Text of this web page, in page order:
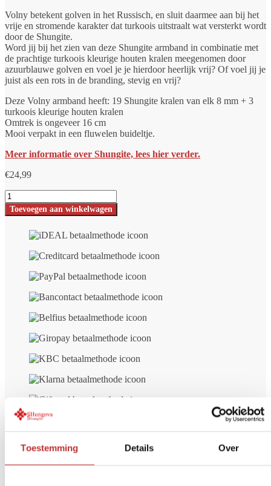
Toestemming Details Over
Volny betekent golven in het Russisch, en sluit daarmee aan bij het
vrije en stromende karakter dat turkoois uitstraalt wat versterkt wordt
door de Shungite.
Word jij bij het zien van deze Shungite armband in combinatie met
de prachtige turkoois kleurige houten kralen meegenomen door
azuurblauwe golven en voel je je hierdoor heerlijk vrij? Of voel jij je
juist als een rots in de branding, stevig en vrij?
Deze Volny armband heeft: 19 Shungite kralen van elk 8 mm + 3
turkoois kleurige houten kralen
Omtrek is ongeveer 16 cm
Mooi verpakt in een fluwelen buideltje.
Meer informatie over Shungite, lees hier verder.
€24,99
Shungite
armband
Volny
Toevoegen aan winkelwagen
Gratis bezorgd
vanaf € 99 (NL/BE)
Veilig betalen
iDeal, Creditcard, etc.
Retour Binnen